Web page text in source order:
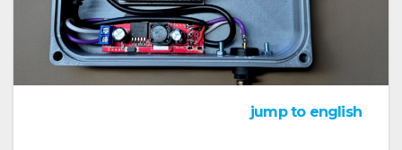
jump to english